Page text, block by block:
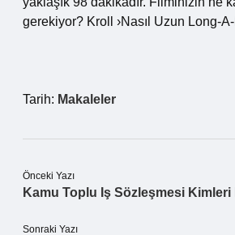
gerekiyor? Kroll ›Nasıl Uzun Long-
Tarih: Makaleler
Önceki Yazı
Kamu Toplu Iş Sözleşmesi Kimleri
Sonraki Yazı